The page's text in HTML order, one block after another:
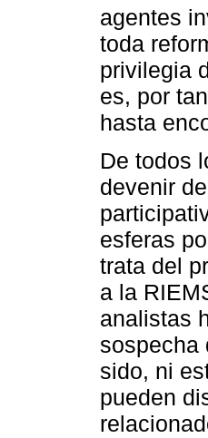
agentes
toda
privilegia
es, por
hasta
De todos
devenir
esferas
trata del
a la
analistas
sospecha
sido, ni
pueden